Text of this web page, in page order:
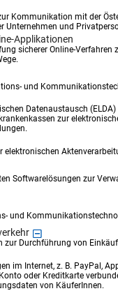
Kommunikation mit der
Unternehmen und
Applikationen
sicherer Online-
und
Datenaustausch
zur
elektronischen
Softwarelösungen zur
und
zur Durchführung von
im Internet, z. B. PayPal,
oder Kreditkarte
von KäuferInnen.